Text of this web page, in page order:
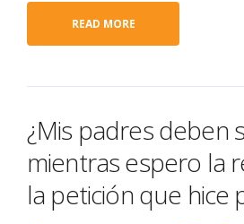
READ MORE
¿Mis padres deben
mientras espero la
la petición que hice